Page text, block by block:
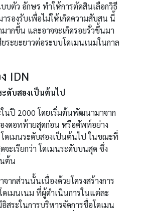
บตัว อักษร ทำให้การตัดสินเลือกวิธี
รองรับเพื่อไม่ให้เกิดความสับสน นี้
ากขึ้น และอาจจะเกิดรอยรั่วขึ้นมา
ระยะยาวต่อระบบโดเมนเนมในกาล
IDN
ะดับสองเป็นต้นไป
นปี 2000 โดยเริ่มต้นพัฒนามาจาก
งดอทท้ายสุดก่อน หรือศัพท์อย่าง
โดเมนระดับสองเป็นต้นไป ในขณะที่
ะเรียกว่า โดเมนระดับบนสุด ซึ่ง
ต้น
ากส่วนนั้นเนื่องด้วยโครงสร้างการ
ดเมนเนม ที่ผู้ดำเนินการในแต่ละ
สระในการบริหารจัดการชื่อโดเมน